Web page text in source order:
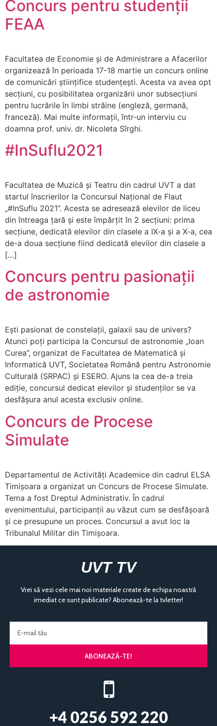
Concurs pentru studenții
FEAA
Facultatea de Economie și de Administrare a Afacerilor
organizează în perioada 17-18 martie un concurs online
de comunicări științifice studențești. Acesta va avea opt
secțiuni, cu posibilitatea organizării unor subsecțiuni
pentru lucrările în limbi străine (engleză, germană,
franceză). Mai multe informații, într-un interviu cu
doamna prof. univ. dr. Nicoleta Sîrghi.
#InSuflu2021
Facultatea de Muzică și Teatru din cadrul UVT a dat
startul înscrierilor la Concursul Național de Flaut
„#InSuflu​ 2021”. Acesta se adresează elevilor de liceu
din întreaga țară și este împărțit în 2 secțiuni: prima
secțiune, dedicată elevilor din clasele a IX-a și a X-a, cea
de-a doua secțiune fiind dedicată elevilor din clasele a
[…]
Concurs pentru pasionații
de astronomie
Ești pasionat de constelații, galaxii sau de univers?
Atunci poți participa la Concursul de astronomie „Ioan
Curea”, organizat de Facultatea de Matematică și
Informatică UVT, Societatea Română pentru Astronomie
Culturală (SRPAC) și ESERO. Ajuns la cea de-a treia
ediție, concursul dedicat elevilor și studenților se va
desfășura anul acesta exclusiv online.
Concurs de Procese
Simulate
Departamentul de Activități Academice din cadrul ELSA
Timișoara a organizat un Concurs de Procese Simulate.
Tema a fost Dreptul Administrativ. În cadrul
evenimentului, participanții au văzut cum se desfășoară
și ce presupune un proces. Concursul a avut loc la
Tribunalul Militar din Timișoara.
UVT TV
Vrei să vezi cele mai noi materiale create de echipa noastră
imediat ce sunt publicate? Abonează-te la tvletter!
ABONEAZĂ-TE!
+4 0256 592 220​